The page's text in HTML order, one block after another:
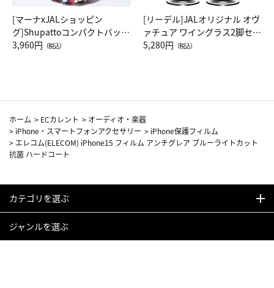
[マーナxJALショッピン
グ]Shupattoコンパクトバッグ
Drop JAL客室乗務員（LC）ス
3,960円 （税込）
[リーデル]JALオリジナル オヴ
ァチュア ワイングラス2脚セッ
ト（レッドワイン）
5,280円 （税込）
ホーム > ECカレント > オーディオ・楽器
> iPhone・スマートフォンアクセサリー > iPhone保護フィルム
> エレコム(ELECOM) iPhone15 フィルム アンチグレア ブルーライトカット
抗菌 ハードコート
カテゴリを選ぶ
ジャンルを選ぶ